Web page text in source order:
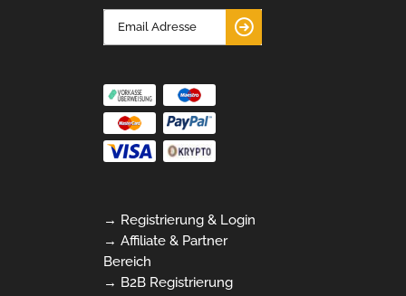
→ Registrierung & Login
→ Affiliate & Partner
Bereich
→ B2B Registrierung